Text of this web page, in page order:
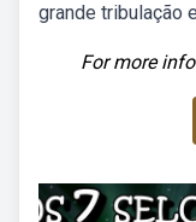
grande tribulação
For more